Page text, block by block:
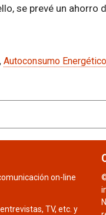
se prevé un ahorro
Autoconsumo Energético
on-line
TV, etc. y